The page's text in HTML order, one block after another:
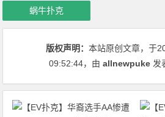
蜗牛扑克
版权声明：本站原创文章，于
09:52:44，由allnewpuke 发